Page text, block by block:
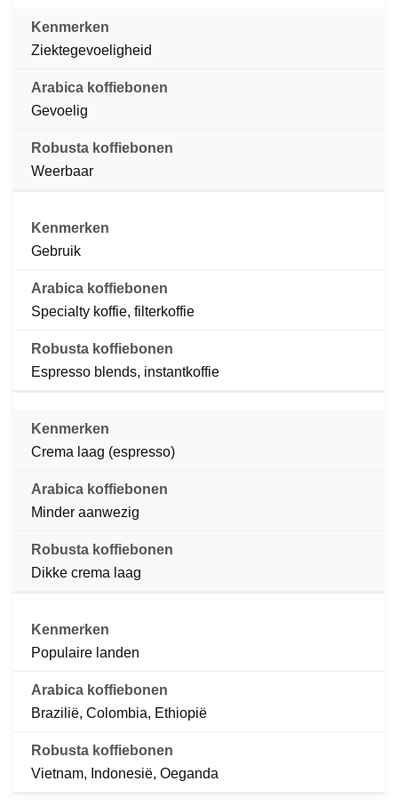
Ziektegevoeligheid
Gevoelig
Weerbaar
Gebruik
Specialty koffie, filterkoffie
Espresso blends, instantkoffie
Crema laag (espresso)
Minder aanwezig
Dikke crema laag
Populaire landen
Brazilië, Colombia, Ethiopië
Vietnam, Indonesië, Oeganda